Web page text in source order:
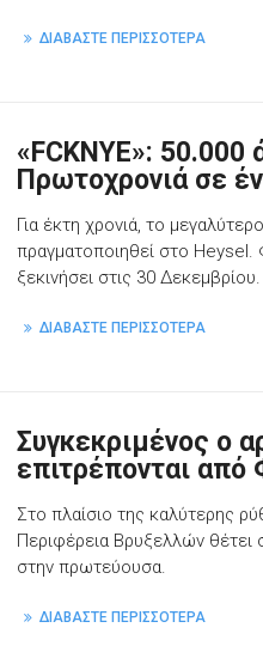
ΔΙΑΒΑΣΤΕ ΠΕΡΙΣΣΟΤΕΡΑ
«FCKNYE»: 50.000
Πρωτοχρονιά σε
Για έκτη χρονιά, το
πραγματοποιηθεί στο
ξεκινήσει στις 30 Δεκεμβρίου.
ΔΙΑΒΑΣΤΕ ΠΕΡΙΣΣΟΤΕΡΑ
Συγκεκριμένος ο
επιτρέπονται από
Στο πλαίσιο της καλύτερης
Περιφέρεια Βρυξελλών θέτει
στην πρωτεύουσα.
ΔΙΑΒΑΣΤΕ ΠΕΡΙΣΣΟΤΕΡΑ